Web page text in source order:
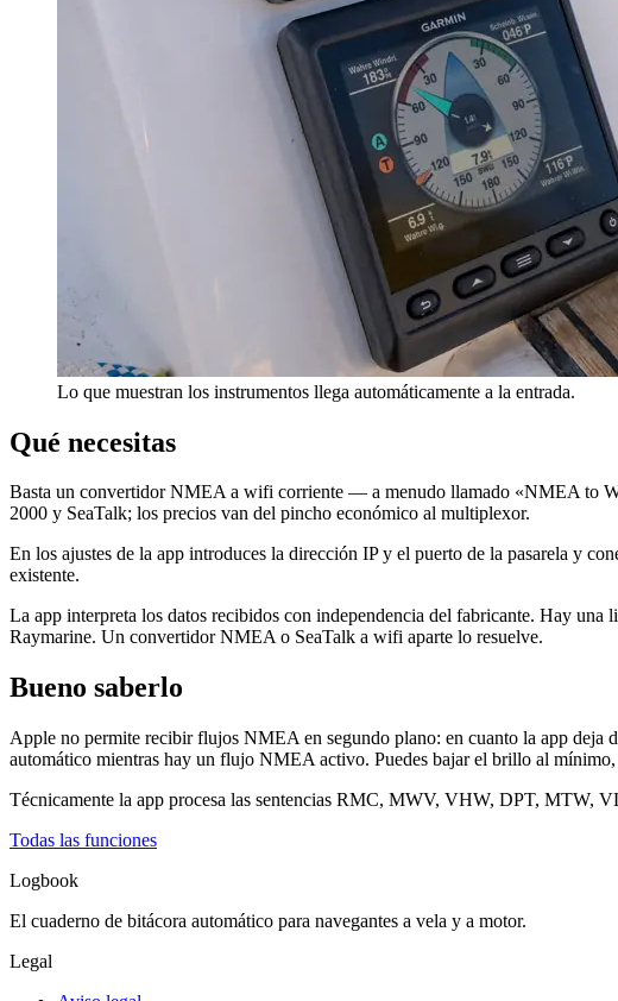
Lo que muestran los instrumentos llega automáticamente a la entrada.
Qué necesitas
Basta un convertidor NMEA a wifi corriente — a menudo llamado «NMEA to
2000 y SeaTalk; los precios van del pincho económico al multiplexor.
En los ajustes de la app introduces la dirección IP y el puerto de la pasarela y
existente.
La app interpreta los datos recibidos con independencia del fabricante. Hay
Raymarine. Un convertidor NMEA o SeaTalk a wifi aparte lo resuelve.
Bueno saberlo
Apple no permite recibir flujos NMEA en segundo plano: en cuanto la app
automático mientras hay un flujo NMEA activo. Puedes bajar el brillo al
Técnicamente la app procesa las sentencias RMC, MWV, VHW, DPT, MTW,
Todas las funciones
Logbook
El cuaderno de bitácora automático para navegantes a vela y a motor.
Legal